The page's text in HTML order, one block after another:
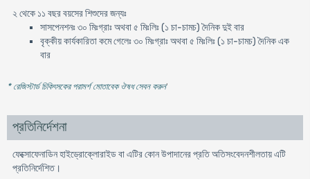
২ থেকে ১১ বছর বয়সের শিশুদের জন্যঃ
সাসপেনশনঃ ৩০ মিঃগ্রাঃ অথবা ৫ মিঃলিঃ (১ চা-চামচ) দৈনিক দুই বার
বৃক্কীয় কার্যকারিতা কমে গেলেঃ ৩০ মিঃগ্রাঃ অথবা ৫ মিঃলিঃ (১ চা-চামচ) দৈনিক এক
বার
* রেজিস্টার্ড চিকিৎসকের পরামর্শ মোতাবেক ঔষধ সেবন করুন'
প্রতিনির্দেশনা
ফেক্সোফেনাডিন হাইড্রোক্লোরাইড বা এটির কোন উপাদানের প্রতি অতিসংবেদনশীলতায় এটি
প্রতিনির্দেশিত।